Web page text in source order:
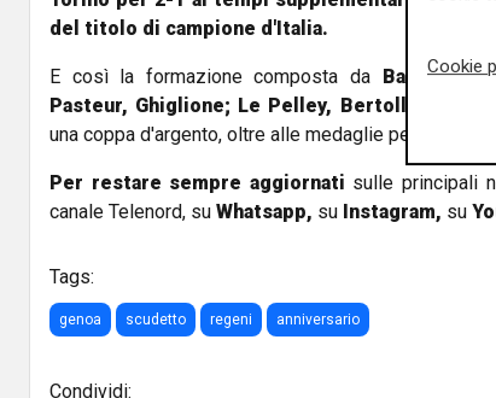
del titolo di campione d'Italia.
E così la formazione composta da
Baird; De
Pasteur, Ghiglione; Le Pelley, Bertollo,
una coppa d'argento, oltre alle medaglie per i singoli
Per restare sempre aggiornati sulle principali
canale Telenord, su Whatsapp, su Instagram, su
Tags:
genoa scudetto regeni anniversario
Condividi:
Cookie